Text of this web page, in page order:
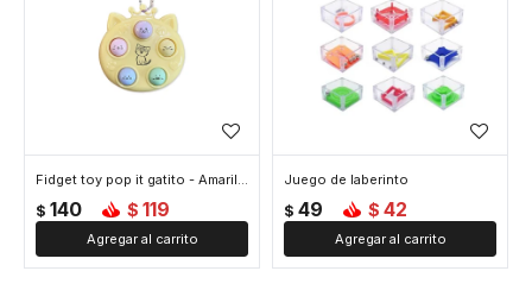
Fidget toy pop it gatito - Amarillo
$ 140 $ 119
Juego de laberinto
$ 49 $ 42